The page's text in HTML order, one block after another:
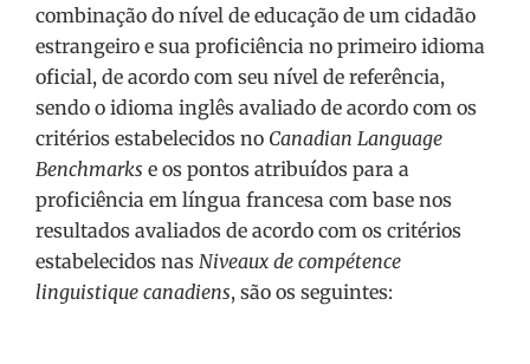
combinação do nível de educação de um cidadão
estrangeiro e sua proficiência no primeiro idioma
oficial, de acordo com seu nível de referência,
sendo o idioma inglês avaliado de acordo com os
critérios estabelecidos no Canadian Language
Benchmarks e os pontos atribuídos para a
proficiência em língua francesa com base nos
resultados avaliados de acordo com os critérios
estabelecidos nas Niveaux de compétence
linguistique canadiens, são os seguintes: